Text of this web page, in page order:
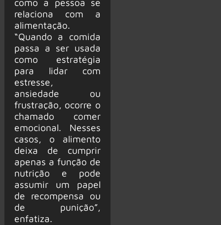
relaciona com a
alimentação.
“Quando a comida
passa a ser usada
como estratégia
para lidar com
estresse,
ansiedade ou
frustração, ocorre o
chamado comer
emocional. Nesses
casos, o alimento
deixa de cumprir
apenas a função de
nutrição e pode
assumir um papel
de recompensa ou
de punição”,
enfatiza.